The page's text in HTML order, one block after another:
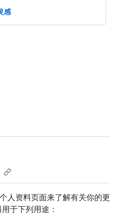
感
人资料页面来了解有关你的更
于下列用途：